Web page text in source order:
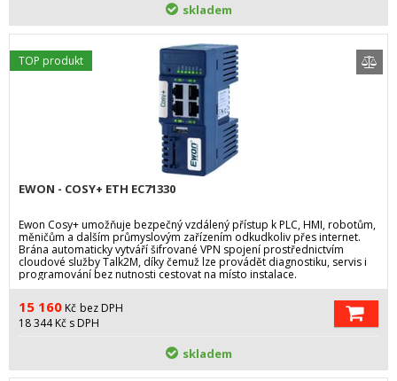
skladem
EWON - COSY+ ETH EC71330
Ewon Cosy+ umožňuje bezpečný vzdálený přístup k PLC, HMI, robotům,
měničům a dalším průmyslovým zařízením odkudkoliv přes internet.
Brána automaticky vytváří šifrované VPN spojení prostřednictvím
cloudové služby Talk2M, díky čemuž lze provádět diagnostiku, servis i
programování bez nutnosti cestovat na místo instalace.
15 160 Kč bez DPH
18 344Kč s DPH
TOP produkt
skladem